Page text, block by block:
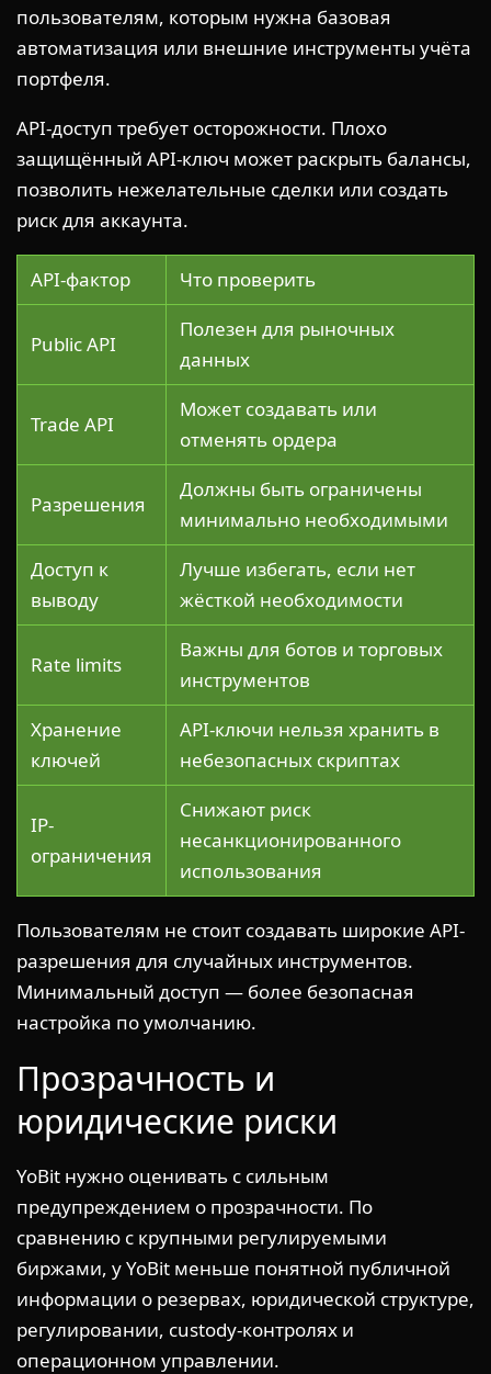
пользователям, которым нужна базовая
автоматизация или внешние инструменты учёта
портфеля.
API-доступ требует осторожности. Плохо
защищённый API-ключ может раскрыть балансы,
позволить нежелательные сделки или создать
риск для аккаунта.
API-фактор Что проверить
Public API
Полезен для рыночных
данных
Trade API
Может создавать или
отменять ордера
Разрешения
Должны быть ограничены
минимально необходимыми
Доступ к
выводу
Лучше избегать, если нет
жёсткой необходимости
Rate limits
Важны для ботов и торговых
инструментов
Хранение
ключей
API-ключи нельзя хранить в
небезопасных скриптах
IP-
ограничения
Снижают риск
несанкционированного
использования
Пользователям не стоит создавать широкие API-
разрешения для случайных инструментов.
Минимальный доступ — более безопасная
настройка по умолчанию.
Прозрачность и
юридические риски
YoBit нужно оценивать с сильным
предупреждением о прозрачности. По
сравнению с крупными регулируемыми
биржами, у YoBit меньше понятной публичной
информации о резервах, юридической структуре,
регулировании, custody-контролях и
операционном управлении.